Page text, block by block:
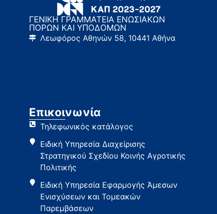
ΓΕΝΙΚΗ ΓΡΑΜΜΑΤΕΙΑ ΕΝΩΣΙΑΚΩΝ
ΠΟΡΩΝ ΚΑΙ ΥΠΟΔΟΜΩΝ
Λεωφόρος Αθηνών 58, 10441 Αθήνα
Επικοινωνία
Τηλεφωνικός κατάλογος
Ειδική Υπηρεσία Διαχείρισης
Στρατηγικού Σχεδίου Κοινής Αγροτικής
Πολιτικής
Ειδική Υπηρεσία Εφαρμογής Άμεσων
Ενισχύσεων και Τομεακών
Παρεμβάσεων